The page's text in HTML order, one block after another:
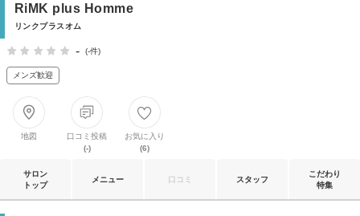
RiMK plus Homme
リンクプラスオム
- (-件)
メンズ歓迎
地図
口コミ投稿
(-)
お気に入り
(6)
サロン
トップ
メニュー 口コミ スタッフ
こだわり
特集